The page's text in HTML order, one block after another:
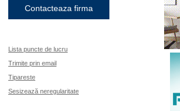
Contacteaza firma
Lista puncte de lucru
Trimite prin email
Tipareste
Sesizează neregularitate